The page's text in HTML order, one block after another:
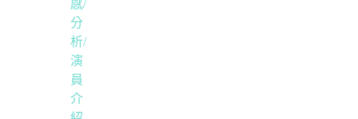
感/
分
析/
演
員
介